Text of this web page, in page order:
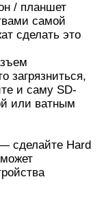
/ планшет
самой
сделать это
загрязниться,
и саму SD-
или ватным
сделайте Hard